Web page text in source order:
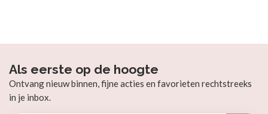
Als eerste op de hoogte
Ontvang nieuw binnen, fijne acties en favorieten rechtstreeks
in je inbox.